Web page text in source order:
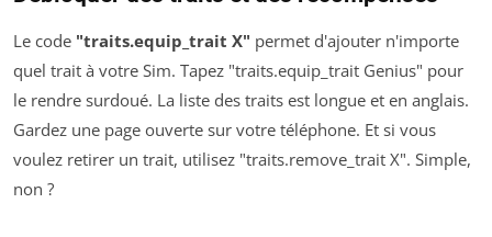
Le code "traits.equip_trait X" permet d'ajouter n'importe
quel trait à votre Sim. Tapez "traits.equip_trait Genius" pour
le rendre surdoué. La liste des traits est longue et en anglais.
Gardez une page ouverte sur votre téléphone. Et si vous
voulez retirer un trait, utilisez "traits.remove_trait X". Simple,
non ?